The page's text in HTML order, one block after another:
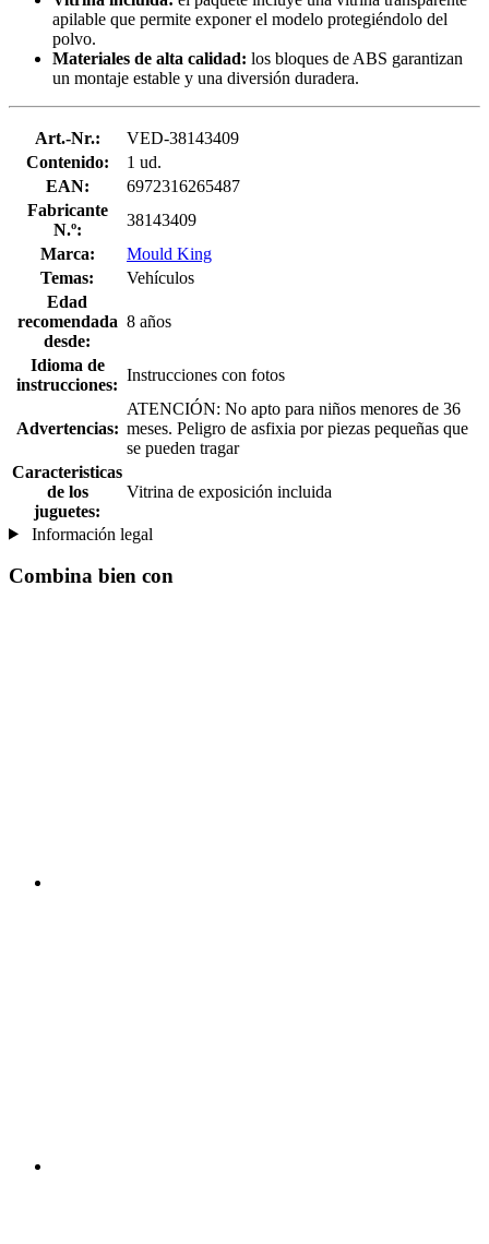
apilable que permite exponer el modelo protegiéndolo del
polvo.
Materiales de alta calidad: los bloques de ABS garantizan
un montaje estable y una diversión duradera.
Art.-Nr.:
VED-38143409
Contenido:
1 ud.
EAN:
6972316265487
Fabricante
N.º:
38143409
Marca:
Mould King
Temas:
Vehículos
Edad
recomendada
desde:
8 años
Idioma de
instrucciones:
Instrucciones con fotos
Advertencias:
ATENCIÓN: No apto para niños menores de 36
meses. Peligro de asfixia por piezas pequeñas que
se pueden tragar
Caracteristicas
de los
juguetes:
Vitrina de exposición incluida
Información legal
Combina bien con